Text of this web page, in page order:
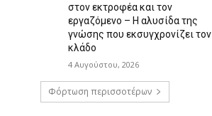
στον εκτροφέα και τον
εργαζόμενο – Η αλυσίδα της
γνώσης που εκσυγχρονίζει τον
κλάδο
4 Αυγούστου, 2026
Φόρτωση περισσοτέρων